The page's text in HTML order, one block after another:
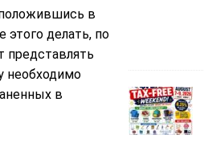
в
делать, по
представлять
необходимо
в